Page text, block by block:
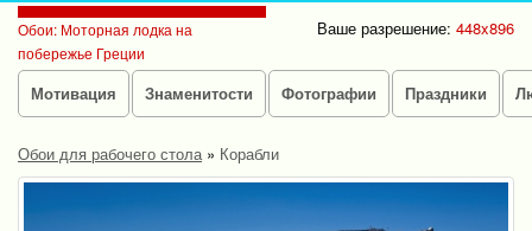
Обои: Моторная лодка на
побережье Греции
Ваше разрешение: 448x896
Мотивация Знаменитости Фотографии Праздники
Обои для рабочего стола» Корабли